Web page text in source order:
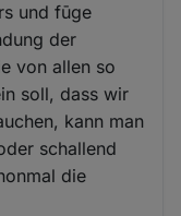
und fūge
der
von allen so
soll, dass wir
kann man
schallend
die